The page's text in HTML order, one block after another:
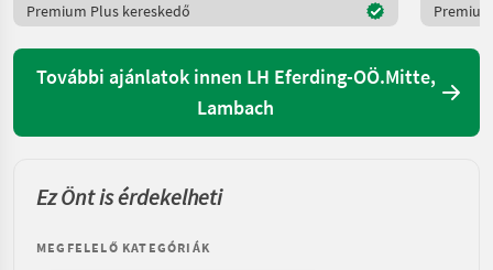
Premium Plus kereskedő
További ajánlatok innen LH Eferding-OÖ.Mitte,
Lambach
Ez Önt is érdekelheti
MEGFELELŐ KATEGÓRIÁK